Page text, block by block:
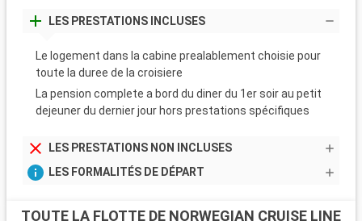
LES PRESTATIONS INCLUSES
Le logement dans la cabine prealablement choisie pour
toute la duree de la croisiere
La pension complete a bord du diner du 1er soir au petit
dejeuner du dernier jour hors prestations spécifiques
LES PRESTATIONS NON INCLUSES
LES FORMALITÉS DE DÉPART
TOUTE LA FLOTTE DE NORWEGIAN CRUISE LINE